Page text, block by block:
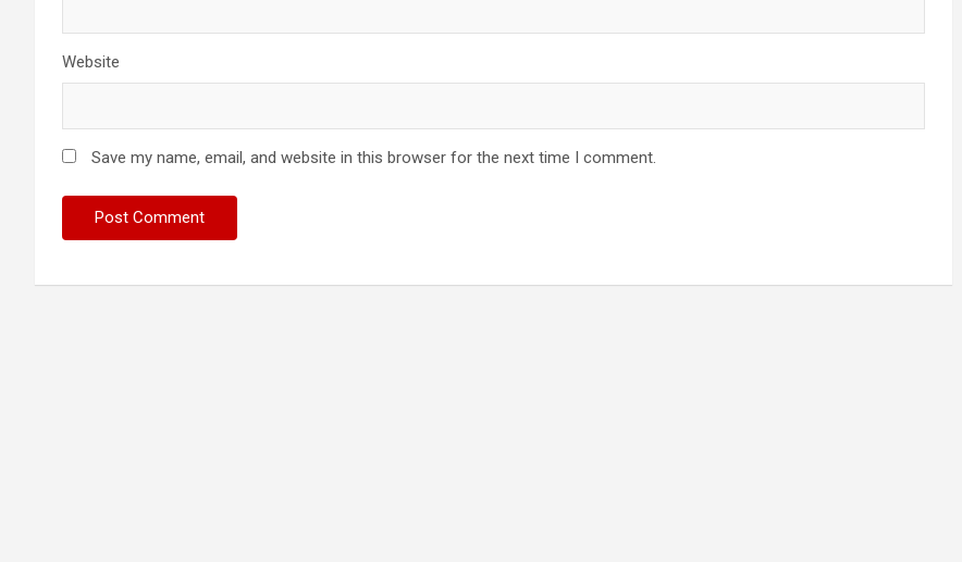
Website
Save my name, email, and website in this browser for the next time I comment.